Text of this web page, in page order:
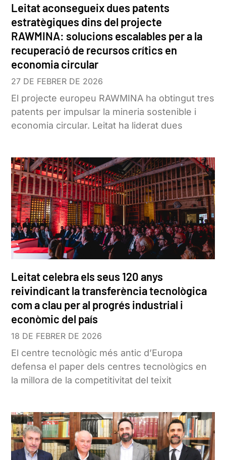
Leitat aconsegueix dues patents
estratègiques dins del projecte
RAWMINA: solucions escalables per a la
recuperació de recursos crítics en
economia circular
27 DE FEBRER DE 2026
El projecte europeu RAWMINA ha obtingut tres
patents per impulsar la mineria sostenible i
economia circular. Leitat ha liderat dues
Leitat celebra els seus 120 anys
reivindicant la transferència tecnològica
com a clau per al progrés industrial i
econòmic del país
18 DE FEBRER DE 2026
El centre tecnològic més antic d’Europa
defensa el paper dels centres tecnològics en
la millora de la competitivitat del teixit